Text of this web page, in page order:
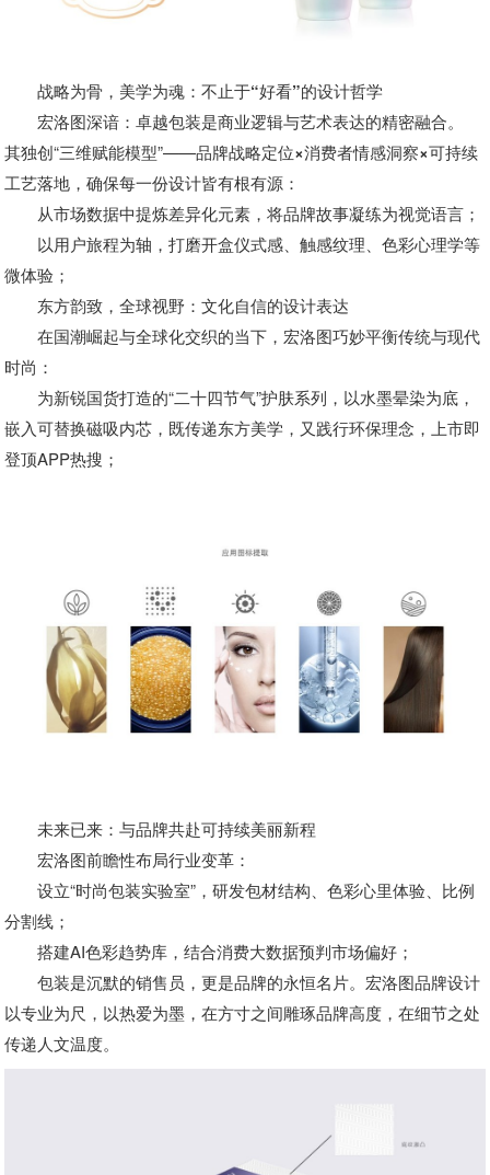
战略为骨，美学为魂：不止于“好看”的设计哲学
宏洛图深谙：卓越包装是商业逻辑与艺术表达的精密融合。
其独创“三维赋能模型”——品牌战略定位×消费者情感洞察×可持续
工艺落地 ，确保每一份设计皆有根有源：
从市场数据中提炼差异化元素，将品牌故事凝练为视觉语言；
以用户旅程为轴，打磨开盒仪式感、触感纹理、色彩心理学等
微体验；
东方韵致，全球视野：文化自信的设计表达
在国潮崛起与全球化交织的当下，宏洛图巧妙平衡传统与现代
时尚：
为新锐国货打造的“二十四节气”护肤系列，以水墨晕染为底，
嵌入可替换磁吸内芯，既传递东方美学，又践行环保理念，上市即
登顶APP热搜；
未来已来：与品牌共赴可持续美丽新程
宏洛图前瞻性布局行业变革：
设立“时尚包装实验室”，研发包材结构、色彩心里体验、比例
分割线；
搭建AI色彩趋势库，结合消费大数据预判市场偏好；
包装是沉默的销售员，更是品牌的永恒名片。宏洛图品牌设计
以专业为尺，以热爱为墨，在方寸之间雕琢品牌高度，在细节之处
传递人文温度。